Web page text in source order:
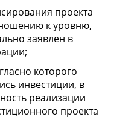
проекта
к уровню,
заявлен в
которого
инвестиции, в
реализации
проекта